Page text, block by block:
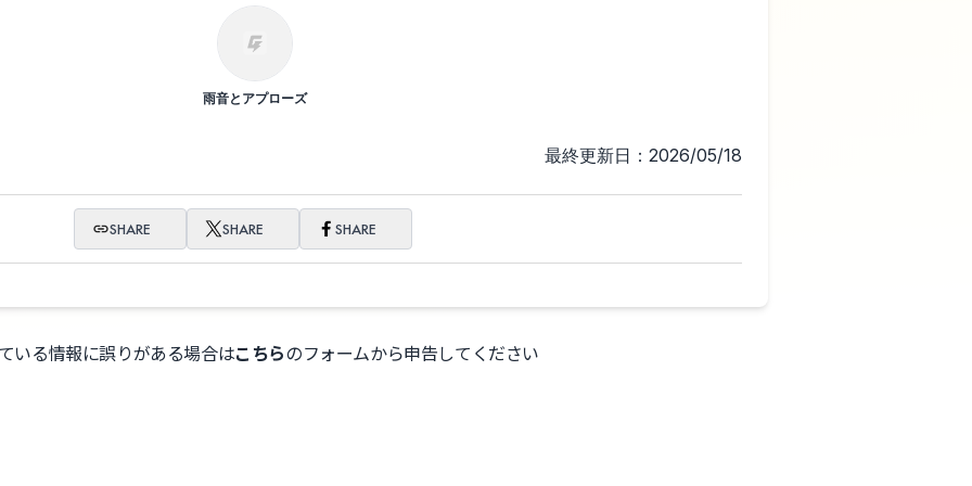
雨音とアプローズ
最終更新日：2026/05/18
SHARE SHARE SHARE
いる情報に誤りがある場合はこちらのフォームから申告してください